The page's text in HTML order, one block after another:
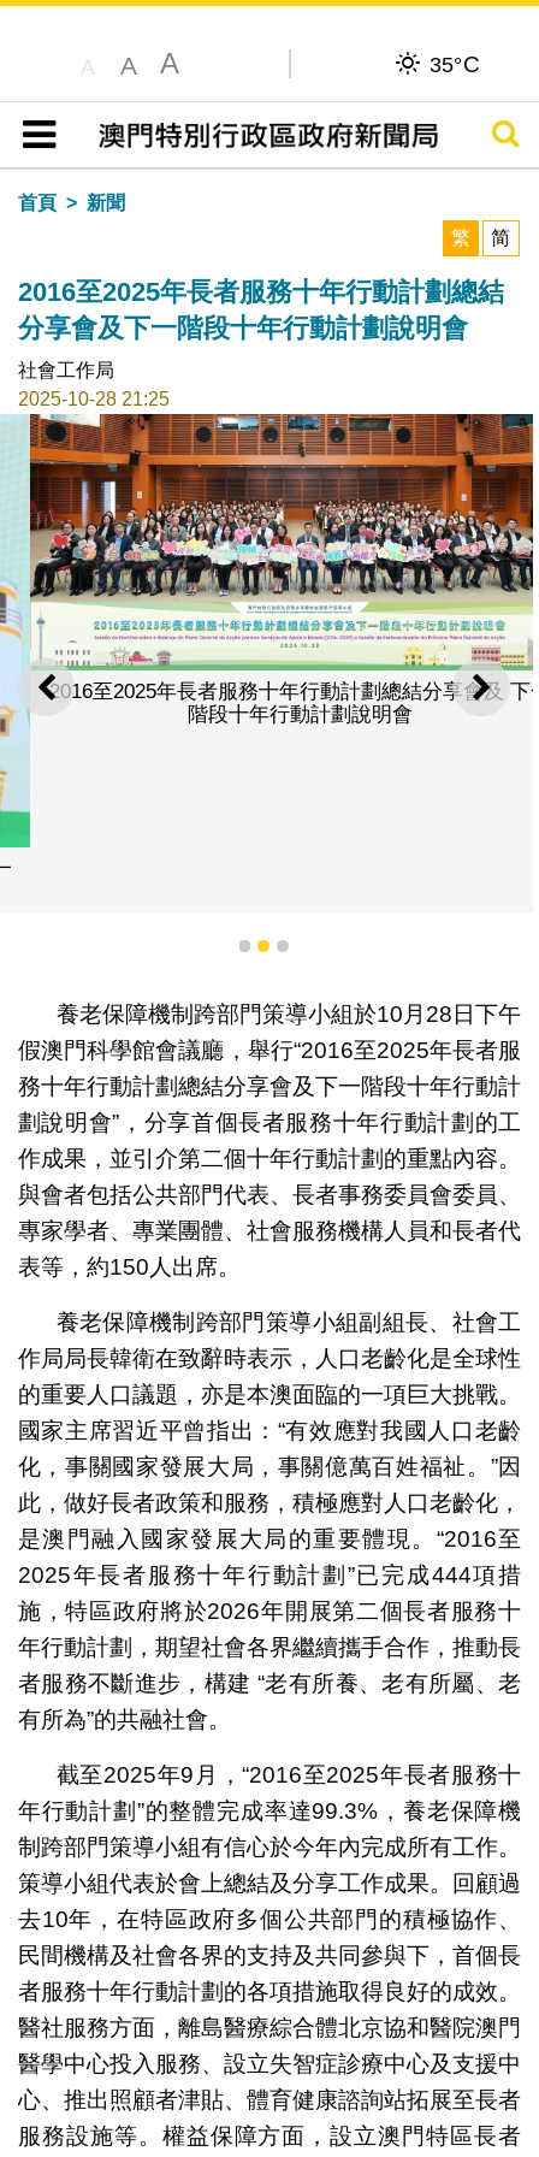
A A A 35°C
目錄
搜尋
首頁
新聞
繁
简
2016至2025年長者服務十年行動計劃總結
分享會及下一階段十年行動計劃說明會
社會工作局
2025-10-28 21:25
上一則 下一
2016至2025年長者服務十年行動計劃總結分享會及 下一
階段十年行動計劃說明會
1 2 3
養老保障機制跨部門策導小組於10月28日下午
假澳門科學館會議廳，舉行“2016至2025年長者服
務十年行動計劃總結分享會及下一階段十年行動計
劃說明會”，分享首個長者服務十年行動計劃的工
作成果，並引介第二個十年行動計劃的重點內容。
與會者包括公共部門代表、長者事務委員會委員、
專家學者、專業團體、社會服務機構人員和長者代
表等，約150人出席。
養老保障機制跨部門策導小組副組長、社會工
作局局長韓衛在致辭時表示，人口老齡化是全球性
的重要人口議題，亦是本澳面臨的一項巨大挑戰。
國家主席習近平曾指出：“有效應對我國人口老齡
化，事關國家發展大局，事關億萬百姓福祉。”因
此，做好長者政策和服務，積極應對人口老齡化，
是澳門融入國家發展大局的重要體現。“2016至
2025年長者服務十年行動計劃”已完成444項措
施，特區政府將於2026年開展第二個長者服務十
年行動計劃，期望社會各界繼續攜手合作，推動長
者服務不斷進步，構建 “老有所養、老有所屬、老
有所為”的共融社會。
截至2025年9月，“2016至2025年長者服務十
年行動計劃”的整體完成率達99.3%，養老保障機
制跨部門策導小組有信心於今年內完成所有工作。
策導小組代表於會上總結及分享工作成果。回顧過
去10年，在特區政府多個公共部門的積極協作、
民間機構及社會各界的支持及共同參與下，首個長
者服務十年行動計劃的各項措施取得良好的成效。
醫社服務方面，離島醫療綜合體北京協和醫院澳門
醫學中心投入服務、設立失智症診療中心及支援中
心、推出照顧者津貼、體育健康諮詢站拓展至長者
服務設施等。權益保障方面，設立澳門特區長者